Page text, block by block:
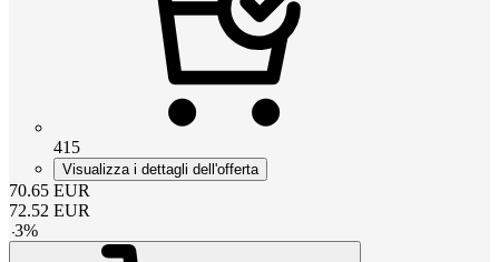
415
Visualizza i dettagli dell'offerta
70.65 EUR
72.52 EUR
-3%